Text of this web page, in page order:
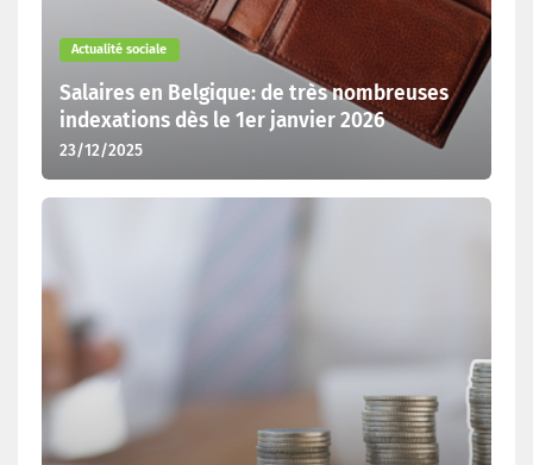
Actualité sociale
Salaires en Belgique: de très nombreuses
indexations dès le 1er janvier 2026
23/12/2025